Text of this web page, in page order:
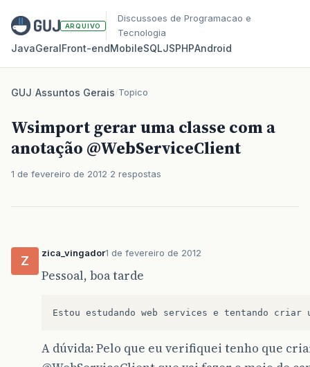
ARQUIVO
Discussoes de Programacao e
Tecnologia
JavaGeralFront‑endMobileSQLJSPHPAndroid
GUJ/Assuntos Gerais/Topico
Wsimport gerar uma classe com a
anotação @WebServiceClient
1 de fevereiro de 2012 2 respostas
Z
zica_vingador1 de fevereiro de 2012
Pessoal, boa tarde
Estou estudando web services e tentando criar
A dúvida: Pelo que eu verifiquei tenho que